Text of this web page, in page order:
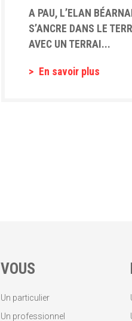
A PAU, L’ELAN
S’ANCRE DANS LE
AVEC UN TERRAI...
En savoir plus
VOUS
Un particulier
Un professionnel